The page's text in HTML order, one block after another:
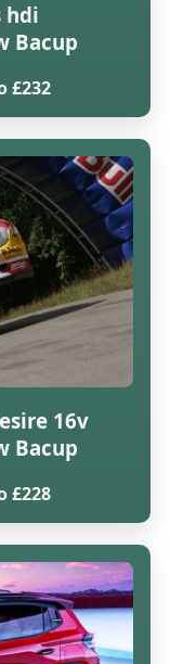
hdi
Bacup
£232
16v
Bacup
£228